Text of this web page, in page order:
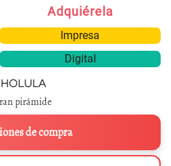
Adquiérela
Impresa
Digital
pirámide
de compra